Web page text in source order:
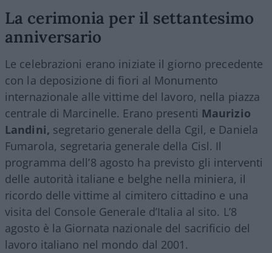
La cerimonia per il settantesimo
anniversario
Le celebrazioni erano iniziate il giorno precedente
con la deposizione di fiori al Monumento
internazionale alle vittime del lavoro, nella piazza
centrale di Marcinelle. Erano presenti Maurizio
Landini, segretario generale della Cgil, e Daniela
Fumarola, segretaria generale della Cisl. Il
programma dell’8 agosto ha previsto gli interventi
delle autorità italiane e belghe nella miniera, il
ricordo delle vittime al cimitero cittadino e una
visita del Console Generale d’Italia al sito. L’8
agosto è la Giornata nazionale del sacrificio del
lavoro italiano nel mondo dal 2001.